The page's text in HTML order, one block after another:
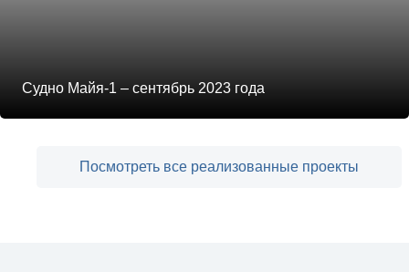
Судно Майя-1 – сентябрь 2023 года
Посмотреть все реализованные проекты